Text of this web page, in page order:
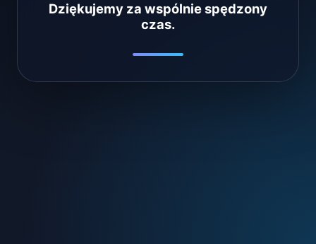
Dziękujemy za wspólnie spędzony
czas.